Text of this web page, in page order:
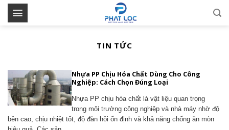
Skip
TIN TỨC
Nhựa PP Chịu Hóa Chất Dùng Cho Công
Nghiệp: Cách Chọn Đúng Loại
Nhựa PP chịu hóa chất là vật liệu quan trọng
trong môi trường công nghiệp và nhà máy nhờ độ
bền cao, chịu nhiệt tốt, độ đàn hồi ổn định và khả năng chống ăn mòn